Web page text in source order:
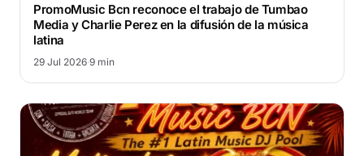
PromoMusic Bcn reconoce el trabajo de Tumbao
Media y Charlie Perez en la difusión de la música
latina
29 Jul 2026·9 min